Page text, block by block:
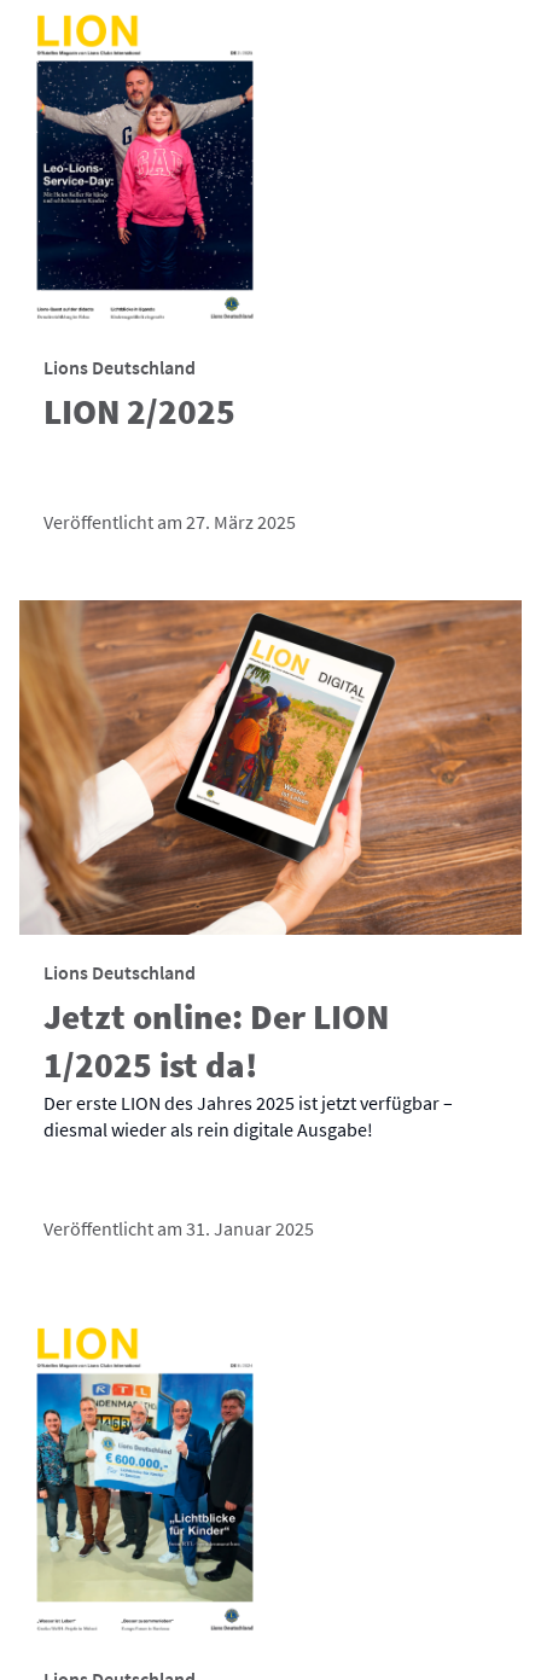
Lions Deutschland
LION 2/2025
Veröffentlicht am 27. März 2025
Lions Deutschland
Jetzt online: Der LION
1/2025 ist da!
Der erste LION des Jahres 2025 ist jetzt verfügbar –
diesmal wieder als rein digitale Ausgabe!
Veröffentlicht am 31. Januar 2025